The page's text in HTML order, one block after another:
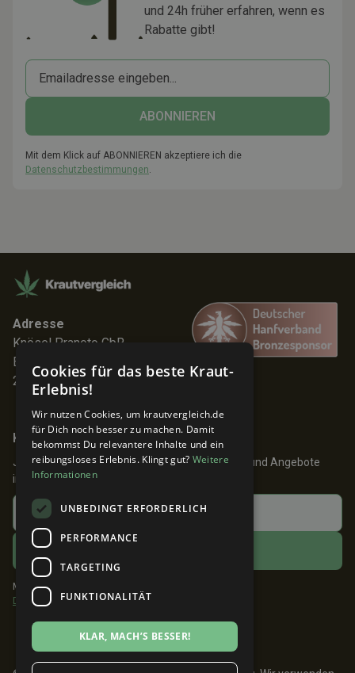
und 24h früher erfahren, wenn es
Rabatte gibt!
Mit dem Klick auf ABONNIEREN akzeptiere ich die
Datenschutzbestimmungen
Adresse
Knösel Pranoto GbR
Elmenhorststr. 7
22767 Hamburg
Keine Angebote verpassen!
Jetzt anmelden und 24h früher über Aktionen und Angebote
informiert werden!
Mit dem Klick auf ABONNIEREN akzeptiere ich die
Datenschutzbestimmungen
Cookies für das beste Kraut-
Erlebnis!
Wir nutzen Cookies, um krautvergleich.de
für Dich noch besser zu machen. Damit
bekommst Du relevantere Inhalte und ein
reibungsloses Erlebnis. Klingt gut? Weitere
Informationen
UNBEDINGT ERFORDERLICH
PERFORMANCE
TARGETING
FUNKTIONALITÄT
KLAR, MACH’S BESSER!